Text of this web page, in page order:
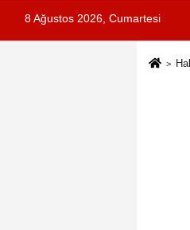
8 Ağustos 2026, Cumartesi